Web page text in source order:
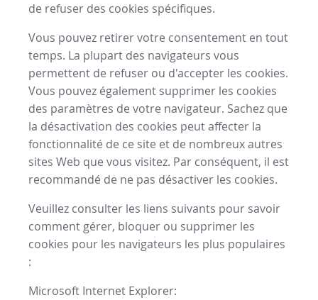
de refuser des cookies spécifiques.
Vous pouvez retirer votre consentement en tout
temps. La plupart des navigateurs vous
permettent de refuser ou d'accepter les cookies.
Vous pouvez également supprimer les cookies
des paramètres de votre navigateur. Sachez que
la désactivation des cookies peut affecter la
fonctionnalité de ce site et de nombreux autres
sites Web que vous visitez. Par conséquent, il est
recommandé de ne pas désactiver les cookies.
Veuillez consulter les liens suivants pour savoir
comment gérer, bloquer ou supprimer les
cookies pour les navigateurs les plus populaires
:
Microsoft Internet Explorer: